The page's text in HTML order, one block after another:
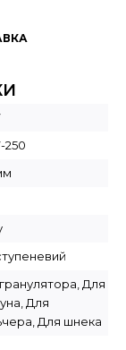
250
Для
Для
Для шнека